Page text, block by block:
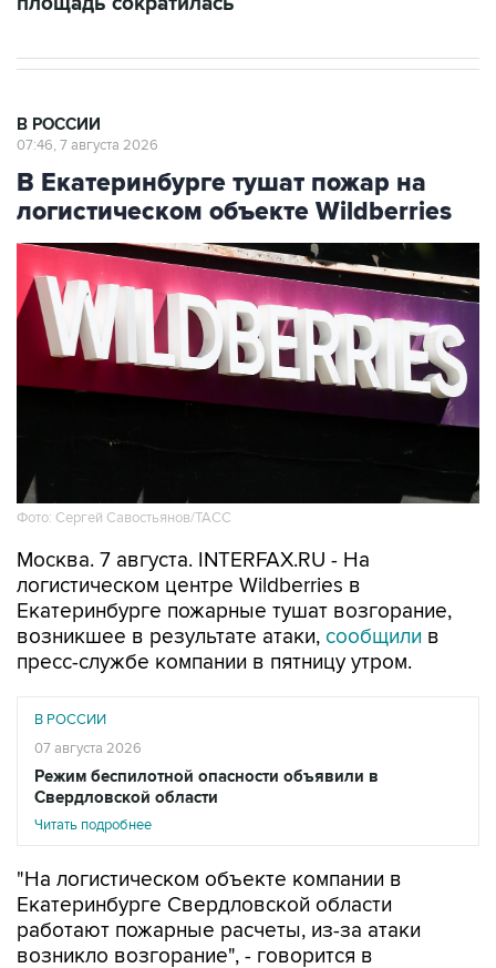
В Екатеринбурге тушат пожар на
логистическом объекте Wildberries
Москва. 7 августа. INTERFAX.RU - На
Екатеринбурге пожарные тушат возгорание,
возникшее в результате атаки,сообщили
пресс-службе компании в пятницу утром.
В РОССИИ
Режим беспилотной опасности объявили в
Свердловской области
Читать подробнее
"На логистическом объекте компании в
работают пожарные расчеты, из-за атаки
возникло возгорание", - говорится в
сообщении.